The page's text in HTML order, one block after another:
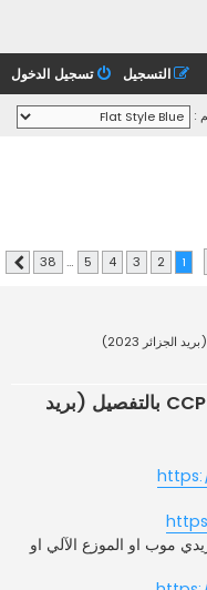
تسجيل الدخول التسجيل
:
2
3
4
5
…
38 التالي
Re: الرسوم على الحسابات البريدية CCP بالتفصيل (بريد
موب او الموزع الآلي او